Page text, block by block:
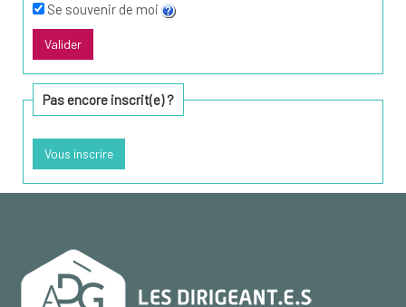
Se souvenir de moi
Pas encore inscrit(e) ?
Vous inscrire